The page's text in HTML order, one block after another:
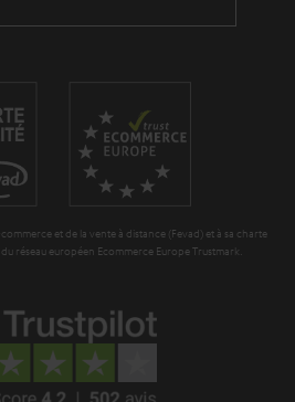
et de la vente à distance (Fevad) et à sa charte
réseau européen Ecommerce Europe Trustmark.